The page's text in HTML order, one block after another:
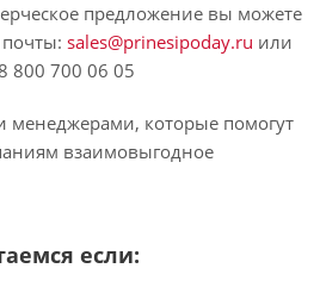
предложение вы можете
sales@prinesipoday.ru или
800 700 06 05
менеджерами, которые помогут
взаимовыгодное
если: